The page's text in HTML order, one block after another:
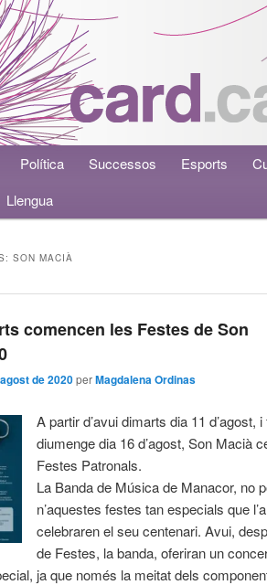
principal
secundari
Política Successos Esports
Llengua
SON MACIÀ
comencen les Festes de Son
de 2020 perMagdalena Ordinas
A partir d’avui dimarts dia 11 d’agost,
diumenge dia 16 d’agost, Son Macià
Festes Patronals.
La Banda de Música de Manacor, no
n’aquestes festes tan especials que
celebraren el seu centenari. Avui,
de Festes, la banda, oferiran un
ja que només la meitat dels